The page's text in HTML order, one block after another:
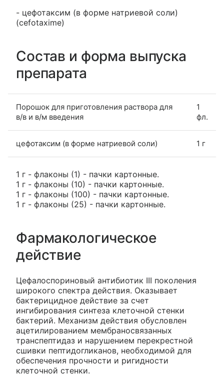
- цефотаксим (в форме натриевой соли)
(cefotaxime)
Состав и форма выпуска
препарата
Порошок для приготовления раствора для
в/в и в/м введения
1
фл.
цефотаксим (в форме натриевой соли) 1 г
1 г - флаконы (1) - пачки картонные.
1 г - флаконы (10) - пачки картонные.
1 г - флаконы (100) - пачки картонные.
1 г - флаконы (25) - пачки картонные.
Фармакологическое
действие
Цефалоспориновый антибиотик III поколения
широкого спектра действия. Оказывает
бактерицидное действие за счет
ингибирования синтеза клеточной стенки
бактерий. Механизм действия обусловлен
ацетилированием мембраносвязанных
транспептидаз и нарушением перекрестной
сшивки пептидогликанов, необходимой для
обеспечения прочности и ригидности
клеточной стенки.